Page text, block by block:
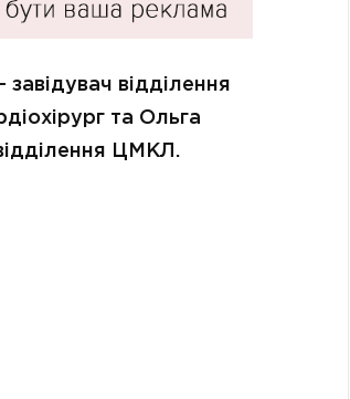
відділення
та Ольга
ЦМКЛ.